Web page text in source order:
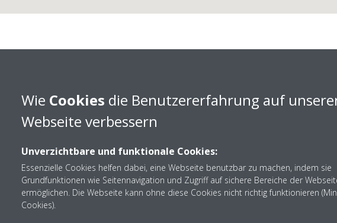
AIRCONIC GmbH
Wie Cookies die Benutzererfahrung auf
Webseite verbessern
Unverzichtbare und funktionale Cookies:
Essenzielle Cookies helfen dabei, eine Webseite benutzbar zu machen, indem sie
Grundfunktionen wie Seitennavigation und Zugriff auf sichere Bereiche der
ermöglichen. Die Webseite kann ohne diese Cookies nicht richtig funktionieren
Cookies).